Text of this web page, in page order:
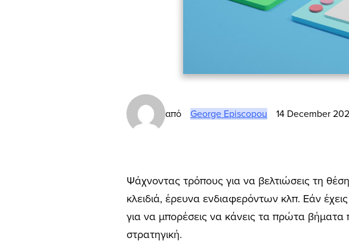
από George Episcopou 14 December
Ψάχνοντας τρόπους για να βελτιώσεις τη
κλειδιά, έρευνα ενδιαφερόντων κλπ. Εάν
για να μπορέσεις να κάνεις τα πρώτα
στρατηγική.